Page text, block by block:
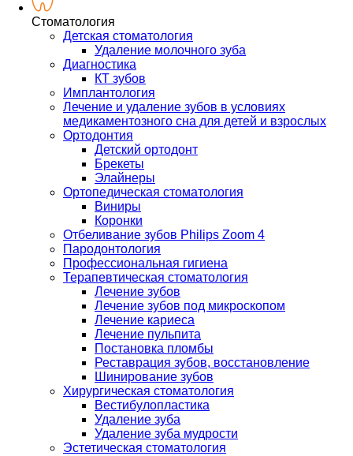
Стоматология
Детская стоматология
Удаление молочного зуба
Диагностика
КТ зубов
Имплантология
Лечение и удаление зубов в условиях
медикаментозного сна для детей и взрослых
Ортодонтия
Детский ортодонт
Брекеты
Элайнеры
Ортопедическая стоматология
Виниры
Коронки
Отбеливание зубов Philips Zoom 4
Пародонтология
Профессиональная гигиена
Терапевтическая стоматология
Лечение зубов
Лечение зубов под микроскопом
Лечение кариеса
Лечение пульпита
Постановка пломбы
Реставрация зубов, восстановление
Шинирование зубов
Хирургическая стоматология
Вестибулопластика
Удаление зуба
Удаление зуба мудрости
Эстетическая стоматология